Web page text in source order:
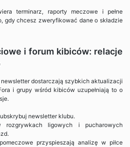
terminarz, raporty meczowe i pełne
gdy chcesz zweryfikować dane o składzie
i forum kibiców: relacje
dostarczają szybkich aktualizacji
i grupy wśród kibiców uzupełniają to o
newsletter klubu.
rozgrywkach ligowych i pucharowych
przyspieszają analizę w piłce